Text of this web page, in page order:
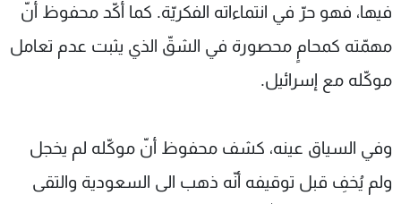
فيها، فهو حرّ في انتماءاته الفكريّة. كما أكّد محفوظ أنّ
مهمّته كمحامٍ محصورة في الشقّ الذي يثبت عدم تعامل
موكّله مع إسرائيل.
وفي السياق عينه، كشف محفوظ أنّ موكّله لم يخجل
ولم يُخفِ قبل توقيفه أنّه ذهب الى السعودية والتقى